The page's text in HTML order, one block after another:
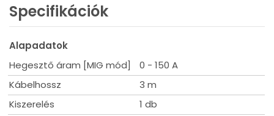
Specifikációk
Alapadatok
Hegesztő áram [MIG mód]
0 - 150 A
Kábelhossz
3 m
Kiszerelés
1 db